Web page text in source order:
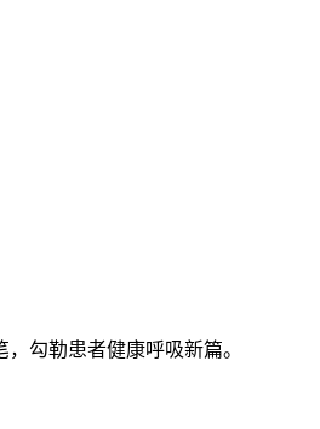
勾勒患者健康呼吸新篇。